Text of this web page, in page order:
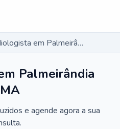
Cardiologista em Palmeirândia - MA
Palmeirândia
e agende agora a sua